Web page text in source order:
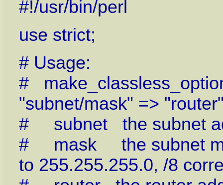
#!/usr/bin/perl
use strict;
# Usage:
#
"subnet/mask" =>
# subnet the subnet
# mask the subnet
to 255.255.255.0, /8